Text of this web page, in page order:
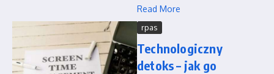
Read More
rpas
Technologiczny
detoks – jak go